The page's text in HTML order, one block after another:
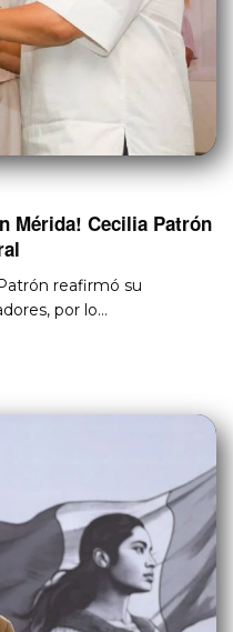
Mérida! Cecilia Patrón
reafirmó su
por lo…